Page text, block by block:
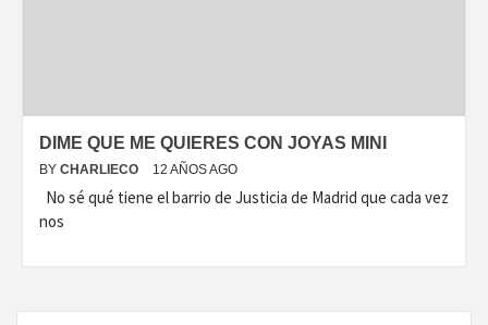
DIME QUE ME QUIERES CON JOYAS MINI
BY CHARLIECO 12 AÑOS AGO
No sé qué tiene el barrio de Justicia de Madrid que cada vez
nos